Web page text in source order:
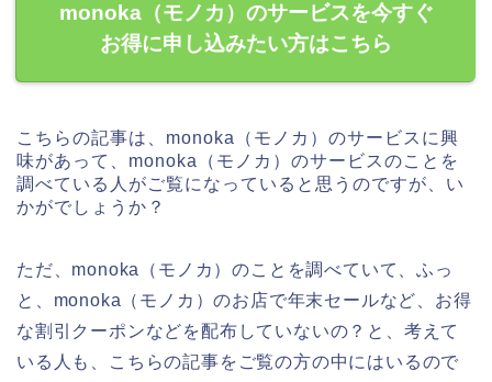
monoka（モノカ）のサービスを今すぐ
お得に申し込みたい方はこちら
こちらの記事は、monoka（モノカ）のサービスに興
味があって、monoka（モノカ）のサービスのことを
調べている人がご覧になっていると思うのですが、い
かがでしょうか？
ただ、monoka（モノカ）のことを調べていて、ふっ
と、monoka（モノカ）のお店で年末セールなど、お得
な割引クーポンなどを配布していないの？と、考えて
いる人も、こちらの記事をご覧の方の中にはいるので